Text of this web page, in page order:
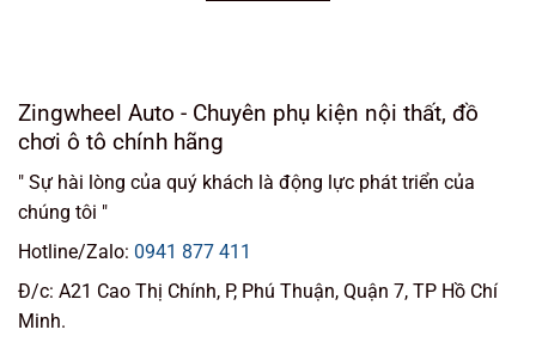
Zingwheel Auto - Chuyên phụ kiện nội thất, đồ
chơi ô tô chính hãng
" Sự hài lòng của quý khách là động lực phát triển của
chúng tôi "
Hotline/Zalo: 0941 877 411
Đ/c: A21 Cao Thị Chính, P, Phú Thuận, Quận 7, TP Hồ Chí
Minh.